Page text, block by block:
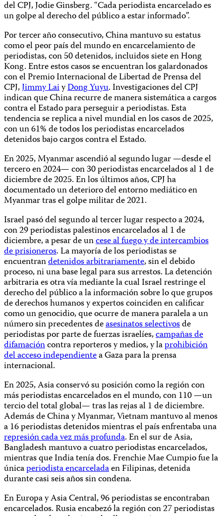
del CPJ, Jodie Ginsberg. “Cada periodista encarcelado es
un golpe al derecho del público a estar informado”.
Por tercer año consecutivo, China mantuvo su estatus
como el peor país del mundo en encarcelamiento de
periodistas, con 50 detenidos, incluidos siete en Hong
Kong. Entre estos casos se encuentran los galardonados
con el Premio Internacional de Libertad de Prensa del
CPJ,Jimmy LaiyDong Yuyu. Investigaciones del CPJ
indican que China recurre de manera sistemática a cargos
contra el Estado para perseguir a periodistas. Esta
tendencia se replica a nivel mundial en los casos de 2025,
con un 61% de todos los periodistas encarcelados
detenidos bajo cargos contra el Estado.
En 2025, Myanmar ascendió al segundo lugar —desde el
tercero en 2024— con 30 periodistas encarcelados al 1 de
diciembre de 2025. En los últimos años, CPJ ha
documentado un deterioro del entorno mediático en
Myanmar tras el golpe militar de 2021.
Israel pasó del segundo al tercer lugar respecto a 2024,
con 29 periodistas palestinos encarcelados al 1 de
diciembre, a pesar de uncese al fuego y de intercambios
de prisioneros. La mayoría de los periodistas se
encuentrandetenidos arbitrariamente, sin el debido
proceso, ni una base legal para sus arrestos. La detención
arbitraria es otra vía mediante la cual Israel restringe el
derecho del público a la información sobre lo que grupos
de derechos humanos y expertos coinciden en calificar
como un genocidio, que ocurre de manera paralela a un
número sin precedentes deasesinatos selectivosde
periodistas por parte de fuerzas israelíes,campañas de
difamacióncontra reporteros y medios, y laprohibición
del acceso independientea Gaza para la prensa
internacional.
En 2025, Asia conservó su posición como la región con
más periodistas encarcelados en el mundo, con 110 —un
tercio del total global— tras las rejas al 1 de diciembre.
Además de China y Myanmar, Vietnam mantuvo al menos
a 16 periodistas detenidos mientras el país enfrentaba una
represión cada vez más profunda. En el sur de Asia,
Bangladesh mantuvo a cuatro periodistas encarcelados,
mientras que India tenía dos. Frenchie Mae Cumpio fue la
únicaperiodista encarceladaen Filipinas, detenida
durante casi seis años sin condena.
En Europa y Asia Central, 96 periodistas se encontraban
encarcelados. Rusia encabezó la región con 27 periodistas